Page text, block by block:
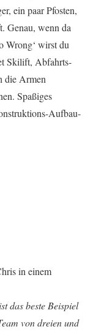
ein paar Pfosten,
Genau, wenn da
Wrong‘ wirst du
Skilift, Abfahrts-
die Armen
Spaßiges
Aufbau-
in einem
das beste Beispiel
von dreien und